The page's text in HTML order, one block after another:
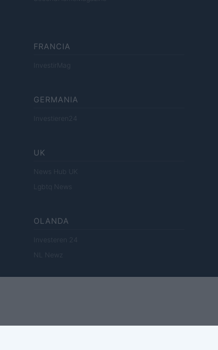
FRANCIA
InvestirMag
GERMANIA
Investieren24
UK
News Hub UK
Lgbtq News
OLANDA
Investeren 24
NL Newz